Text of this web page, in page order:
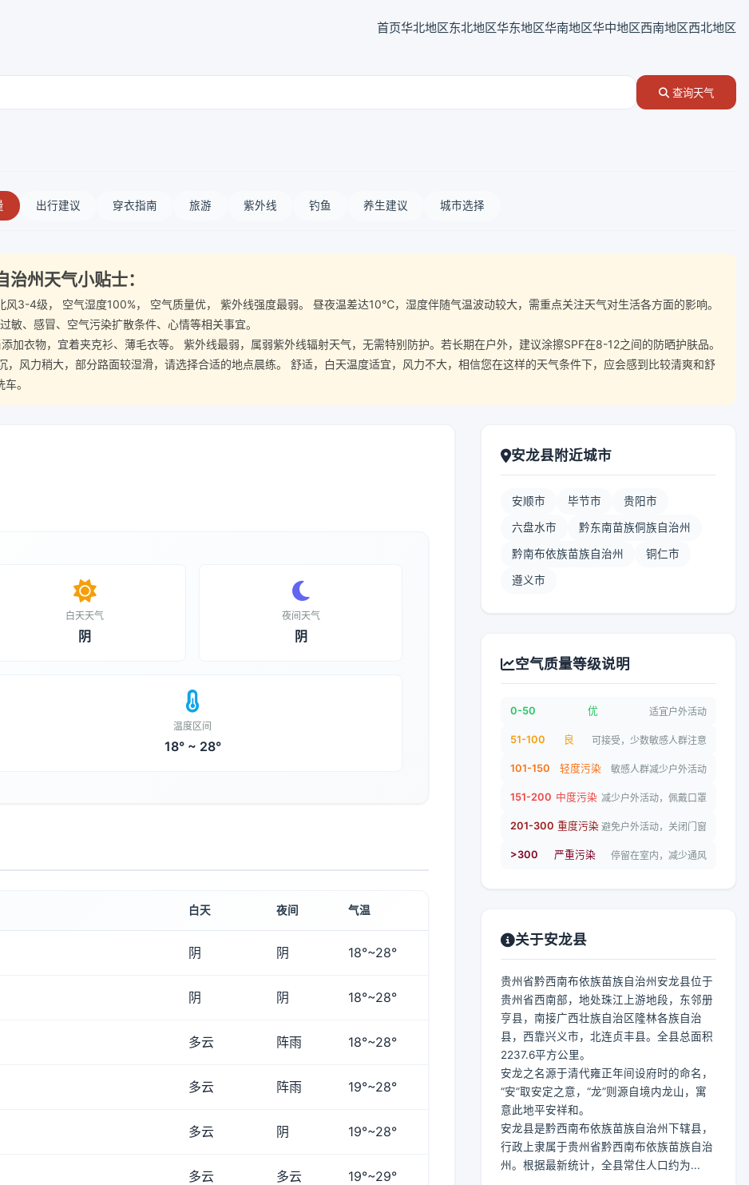
首页华北地区东北地区华东地区华南地区华中地区西南地区西北地区
查询天气
出行建议 穿衣指南 旅游 紫外线 钓鱼 养生建议 城市选择
州天气小贴士：
3-4级， 空气湿度100%， 空气质量优， 紫外线强度最弱。 昼夜温差达10℃，湿度伴随气温波动较大，需重点关注天气对生活各方面的影响。
、感冒、空气污染扩散条件、心情等相关事宜。
衣物，宜着夹克衫、薄毛衣等。 紫外线最弱，属弱紫外线辐射天气，无需特别防护。若长期在户外，建议涂擦SPF在8-12之间的防晒护肤品。
风力稍大，部分路面较湿滑，请选择合适的地点晨练。 舒适，白天温度适宜，风力不大，相信您在这样的天气条件下，应会感到比较清爽和舒
。
白天天气
阴
夜间天气
阴
温度区间
18° ~ 28°
白天 夜间 气温
阴 阴 18°~28°
阴 阴 18°~28°
多云 阵雨 18°~28°
多云 阵雨 19°~28°
多云 阴 19°~28°
多云 多云 19°~29°
安龙县附近城市
安顺市 毕节市 贵阳市
六盘水市 黔东南苗族侗族自治州
黔南布依族苗族自治州 铜仁市
遵义市
空气质量等级说明
0-50 优 适宜户外活动
51-100 良 可接受，少数敏感人群注意
101-150 轻度污染 敏感人群减少户外活动
151-200 中度污染 减少户外活动，佩戴口罩
201-300 重度污染 避免户外活动，关闭门窗
>300 严重污染 停留在室内，减少通风
关于安龙县
贵州省黔西南布依族苗族自治州安龙县位于
贵州省西南部，地处珠江上游地段，东邻册
亨县，南接广西壮族自治区隆林各族自治
县，西靠兴义市，北连贞丰县。全县总面积
2237.6平方公里。
安龙之名源于清代雍正年间设府时的命名，
“安”取安定之意，“龙”则源自境内龙山，寓
意此地平安祥和。
安龙县是黔西南布依族苗族自治州下辖县，
行政上隶属于贵州省黔西南布依族苗族自治
州。根据最新统计，全县常住人口约为...